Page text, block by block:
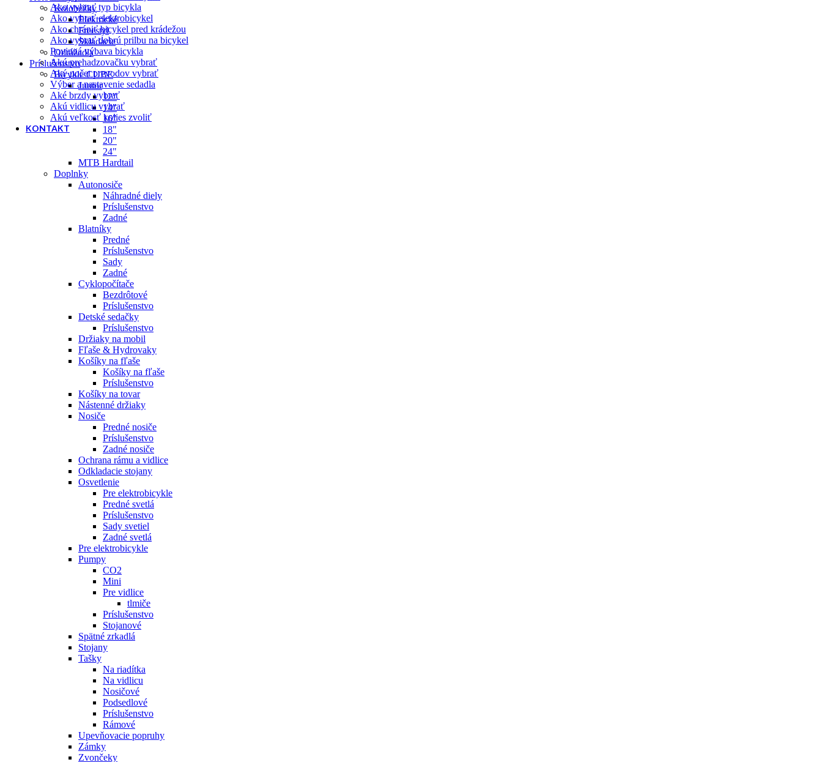
Ako vybrať typ bicykla
Ako vybrať elektrobicykel
Ako chrániť bicykel pred krádežou
Ako vybrať dobrú prilbu na bicykel
Povinná výbava bicykla
Akú prehadzovačku vybrať
Aký počet prevodov vybrať
Výber a nastavenie sedadla
Aké brzdy vybrať
Akú vidlicu vybrať
Akú veľkosť kolies zvoliť
KONTAKT
Kolobežky
Elektrické
Freestyl
Skladacie
Odrážadla
Príslušenstvo
Bicykle CUBE
Junior
12"
14"
16"
18"
20"
24"
MTB Hardtail
Doplnky
Autonosiče
Náhradné diely
Príslušenstvo
Zadné
Blatníky
Predné
Príslušenstvo
Sady
Zadné
Cyklopočítače
Bezdrôtové
Príslušenstvo
Detské sedačky
Príslušenstvo
Držiaky na mobil
Fľaše & Hydrovaky
Košíky na fľaše
Košíky na fľaše
Príslušenstvo
Košíky na tovar
Nástenné držiaky
Nosiče
Predné nosiče
Príslušenstvo
Zadné nosiče
Ochrana rámu a vidlice
Odkladacie stojany
Osvetlenie
Pre elektrobicykle
Predné svetlá
Príslušenstvo
Sady svetiel
Zadné svetlá
Pre elektrobicykle
Pumpy
CO2
Mini
Pre vidlice
tlmiče
Príslušenstvo
Stojanové
Spätné zrkadlá
Stojany
Tašky
Na riadítka
Na vidlicu
Nosičové
Podsedlové
Príslušenstvo
Rámové
Upevňovacie popruhy
Zámky
Zvončeky